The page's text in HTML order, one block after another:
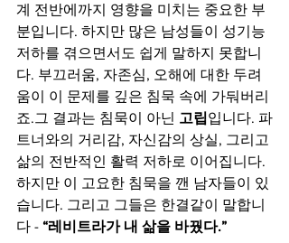
계 전반에까지 영향을 미치는 중요한 부
분입니다. 하지만 많은 남성들이 성기능
저하를 겪으면서도 쉽게 말하지 못합니
다. 부끄러움, 자존심, 오해에 대한 두려
움이 이 문제를 깊은 침묵 속에 가둬버리
죠.그 결과는 침묵이 아닌 고립입니다. 파
트너와의 거리감, 자신감의 상실, 그리고
삶의 전반적인 활력 저하로 이어집니다.
하지만 이 고요한 침묵을 깬 남자들이 있
습니다. 그리고 그들은 한결같이 말합니
다 - “레비트라가 내 삶을 바꿨다.”